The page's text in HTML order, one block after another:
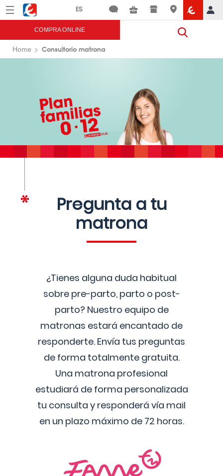
Menú Eroski
COMPRA ONLINE
Home Consultorio matrona
Pregunta a tu
matrona
¿Tienes alguna duda habitual
sobre pre-parto, parto o post-
parto? Nuestro equipo de
matronas estará encantado de
responderte. Envía tus preguntas
de forma totalmente gratuita.
Una matrona profesional
estudiará de forma personalizada
tu consulta y responderá vía mail
en un plazo máximo de 72 horas.